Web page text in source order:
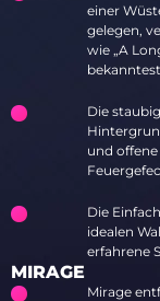
einer
gelegen,
wie „A
Die
und
Die
idealen
erfahrene
MIRAGE
Mirage